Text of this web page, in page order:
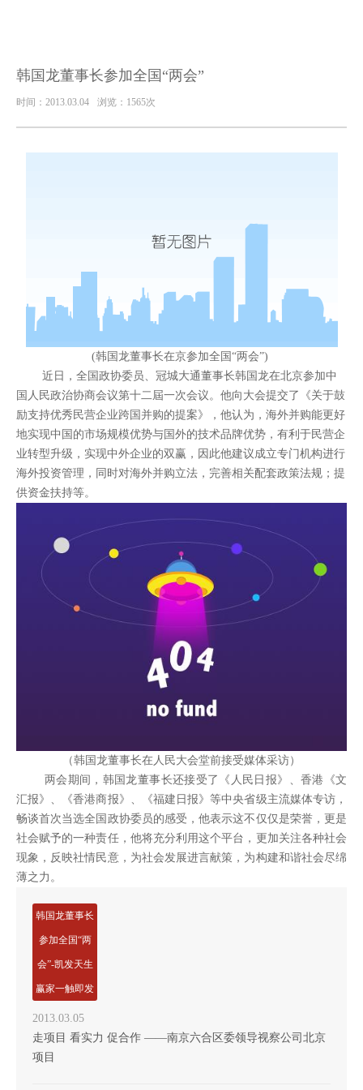
韩国龙董事长参加全国“两会”
时间：2013.03.04 浏览：1565次
(韩国龙董事长在京参加全国“两会”)
近日，全国政协委员、冠城大通董事长韩国龙在北京参加中
国人民政治协商会议第十二屆一次会议。他向大会提交了《关于鼓
励支持优秀民营企业跨国并购的提案》，他认为，海外并购能更好
地实现中国的市场规模优势与国外的技术品牌优势，有利于民营企
业转型升级，实现中外企业的双赢，因此他建议成立专门机构进行
海外投资管理，同时对海外并购立法，完善相关配套政策法规；提
供资金扶持等。
（韩国龙董事长在人民大会堂前接受媒体采访）
两会期间，韩国龙董事长还接受了《人民日报》、香港《文
汇报》、《香港商报》、《福建日报》等中央省级主流媒体专访，
畅谈首次当选全国政协委员的感受，他表示这不仅仅是荣誉，更是
社会赋予的一种责任，他将充分利用这个平台，更加关注各种社会
现象，反映社情民意，为社会发展进言献策，为构建和谐社会尽绵
薄之力。
韩国龙董事长
参加全国“两
会”-凯发天生
赢家一触即发
2013.03.05
走项目 看实力 促合作 ——南京六合区委领导视察公司北京
项目